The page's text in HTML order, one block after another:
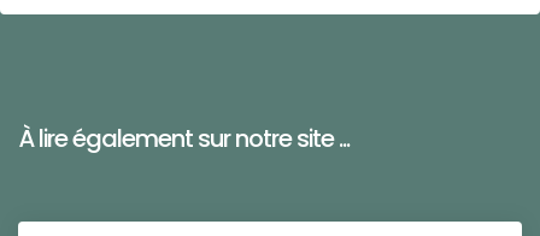
À lire également sur notre site ...